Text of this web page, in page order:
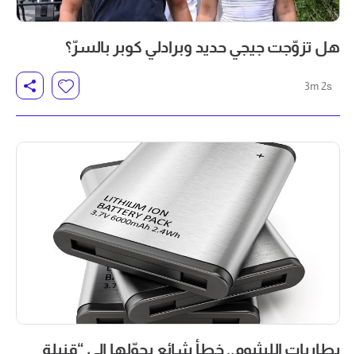
هل تزوّجت جيجي حديد وبرادلي كوبر بالسرّ؟
3m 2s
بطاريات الليثيوم.. خطأ شائع يحوّلها إلى “قنبلة